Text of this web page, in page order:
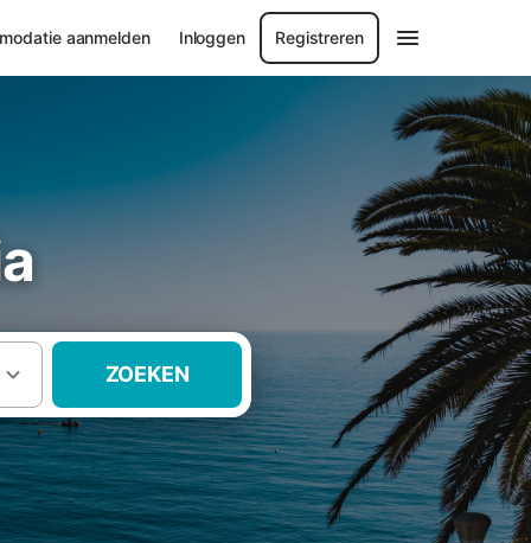
aanmelden Inloggen Registreren
ZOEKEN